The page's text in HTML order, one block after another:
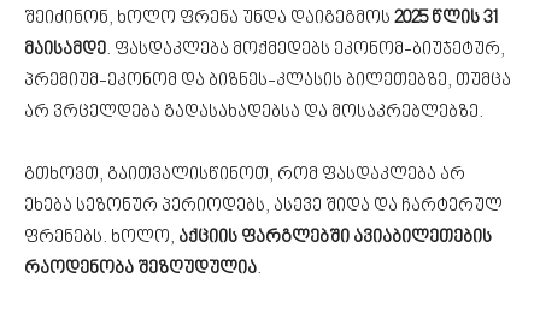
შეიძინონ, ხოლო ფრენა უნდა დაიგეგმოს 2025 წლის 31
მაისამდე. ფასდაკლება მოქმედებს ეკონომ-ბიუჯეტურ,
პრემიუმ-ეკონომ და ბიზნეს-კლასის ბილეთებზე, თუმცა
არ ვრცელდება გადასახადებსა და მოსაკრებლებზე.
გთხოვთ, გაითვალისწინოთ, რომ ფასდაკლება არ
ეხება სეზონურ პერიოდებს, ასევე შიდა და ჩარტერულ
ფრენებს. ხოლო, აქციის ფარგლებში ავიაბილეთების
რაოდენობა შეზღუდულია.